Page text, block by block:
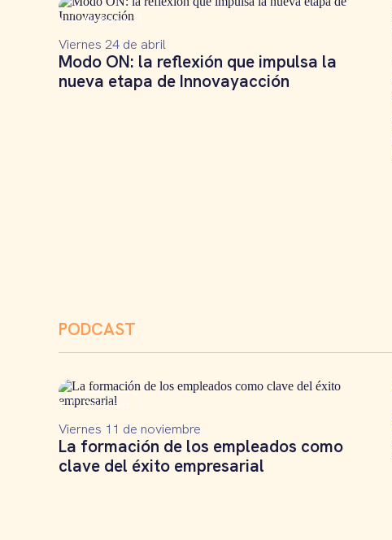
Noticias
Modo ON: la reflexión que impulsa la
nueva etapa de Innovayacción
Viernes 24 de abril
PODCAST
Podcast
La formación de los empleados como
clave del éxito empresarial
Viernes 11 de noviembre